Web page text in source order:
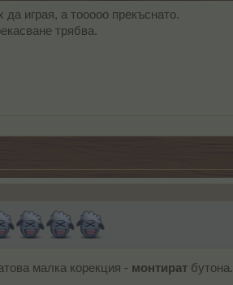
играя, а тооооо прекъснато.
трябва.
малка корекция - монтират бутона.